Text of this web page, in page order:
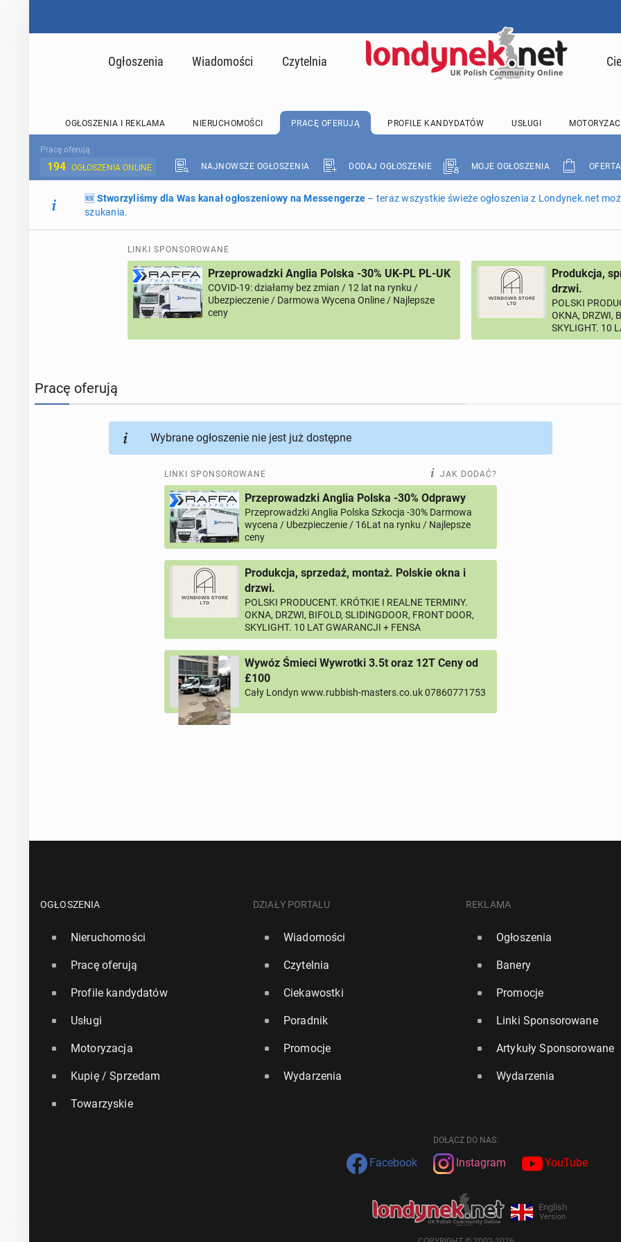
Ogłoszenia Wiadomości Czytelnia
OGŁOSZENIA I REKLAMA NIERUCHOMOŚCI PRACĘ OFERUJĄ PROFILE KANDYDATÓW USŁUGI
Pracę oferują
194 OGŁOSZENIA ONLINE NAJNOWSZE OGŁOSZENIA DODAJ OGŁOSZENIE MOJE OGŁOSZENIA
🆕 Stworzyliśmy dla Was kanał ogłoszeniowy na Messengerze – teraz wszystkie świeże ogłoszenia z Londynek.net
szukania.
LINKI SPONSOROWANE
Przeprowadzki Anglia Polska -30% UK-PL PL-UK
COVID-19: działamy bez zmian / 12 lat na rynku /
Ubezpieczenie / Darmowa Wycena Online / Najlepsze
ceny
Produkcja,
drzwi.
POLSKI
OKNA, DRZWI,
SKYLIGHT. 10
Pracę oferują
Wybrane ogłoszenie nie jest już dostępne
LINKI SPONSOROWANE JAK DODAĆ?
Przeprowadzki Anglia Polska -30% Odprawy
Przeprowadzki Anglia Polska Szkocja -30% Darmowa
wycena / Ubezpieczenie / 16Lat na rynku / Najlepsze
ceny
Produkcja, sprzedaż, montaż. Polskie okna i
drzwi.
POLSKI PRODUCENT. KRÓTKIE I REALNE TERMINY.
OKNA, DRZWI, BIFOLD, SLIDINGDOOR, FRONT DOOR,
SKYLIGHT. 10 LAT GWARANCJI + FENSA
Wywóz Śmieci Wywrotki 3.5t oraz 12T Ceny od
£100
Cały Londyn www.rubbish-masters.co.uk 07860771753
OGŁOSZENIA
Nieruchomości
Pracę oferują
Profile kandydatów
Usługi
Motoryzacja
Kupię / Sprzedam
Towarzyskie
DZIAŁY PORTALU
Wiadomości
Czytelnia
Ciekawostki
Poradnik
Promocje
Wydarzenia
REKLAMA
Ogłoszenia
Banery
Promocje
Linki Sponsorowane
Artykuły Sponsorowane
Wydarzenia
DOŁĄCZ DO NAS:
Facebook Instagram YouTube
English
Version